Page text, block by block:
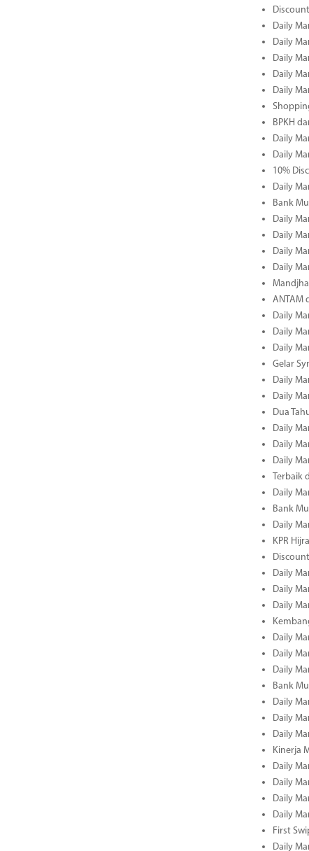
Daily
Daily
Daily
Daily
Daily
BPKH
Daily
Daily
10%
Daily
Bank
Daily
Daily
Daily
Daily
ANTAM
Daily
Daily
Daily
Gelar
Daily
Daily
Dua
Daily
Daily
Daily
Terbaik
Daily
Bank
Daily
KPR
Daily
Daily
Daily
Daily
Daily
Daily
Bank
Daily
Daily
Daily
Kinerja
Daily
Daily
Daily
Daily
First
Daily